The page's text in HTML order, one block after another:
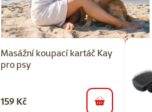
Masážní koupací kartáč Kay
pro psy
159 Kč do košíku